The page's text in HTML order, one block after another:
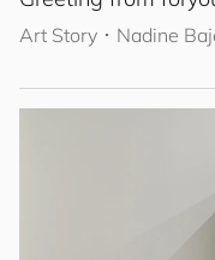
Art Story ･ Nadine